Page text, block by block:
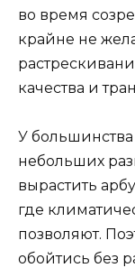
во время
крайне не
качества и
У
небольших
вырастить
где
позволяют.
обойтись без